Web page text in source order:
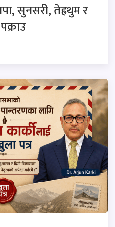
सुनसरी, तेह्रथुम र